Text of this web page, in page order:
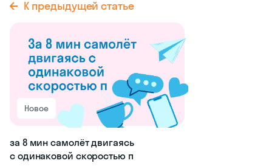
К предыдущей статье
Новое
за 8 мин самолёт двигаясь
с одинаковой скоростью п